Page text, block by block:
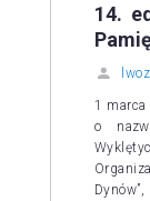
14.
1 marca
o